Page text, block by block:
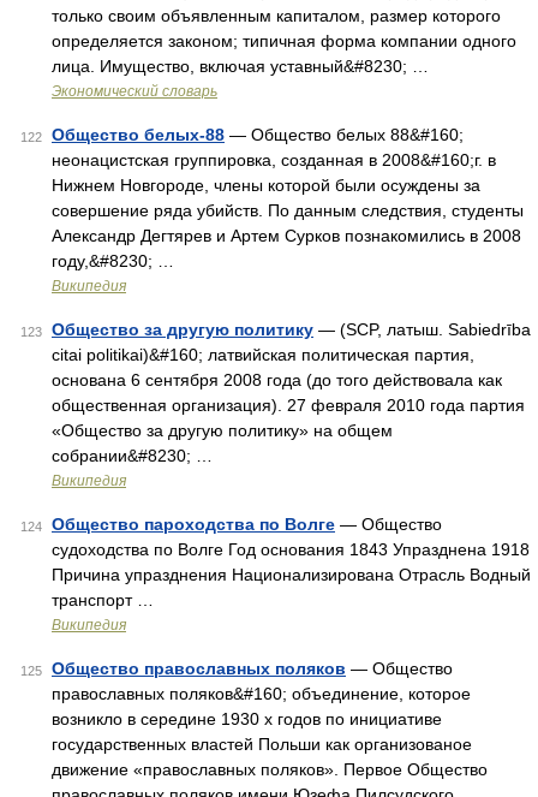
только своим объявленным капиталом, размер которого
определяется законом; типичная форма компании одного
лица. Имущество, включая уставный&#8230; …
Экономический словарь
122 Общество белых-88 — Общество белых 88&#160;
неонацистская группировка, созданная в 2008&#160;г. в
Нижнем Новгороде, члены которой были осуждены за
совершение ряда убийств. По данным следствия, студенты
Александр Дегтярев и Артем Сурков познакомились в 2008
году,&#8230; …
Википедия
123 Общество за другую политику — (SCP, латыш. Sabiedrība
citai politikai)&#160; латвийская политическая партия,
основана 6 сентября 2008 года (до того действовала как
общественная организация). 27 февраля 2010 года партия
«Общество за другую политику» на общем
собрании&#8230; …
Википедия
124 Общество пароходства по Волге — Общество
судоходства по Волге Год основания 1843 Упразднена 1918
Причина упразднения Национализирована Отрасль Водный
транспорт …
Википедия
125 Общество православных поляков — Общество
православных поляков&#160; объединение, которое
возникло в середине 1930 х годов по инициативе
государственных властей Польши как организованое
движение «православных поляков». Первое Общество